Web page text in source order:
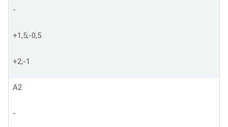
-
+1,5;-0,5
+2;-1
А2
-